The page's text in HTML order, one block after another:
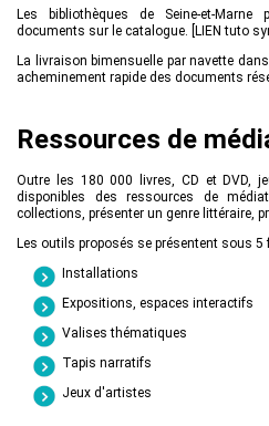
Les bibliothèques de Seine-et-Marne
documents sur le catalogue. [LIEN tuto
La livraison bimensuelle par navette
acheminement rapide des documents
Ressources de
Outre les 180 000 livres, CD et DVD,
disponibles des ressources de
collections, présenter un genre littéraire,
Les outils proposés se présentent sous 5
Installations
Expositions, espaces interactifs
Valises thématiques
Tapis narratifs
Jeux d'artistes